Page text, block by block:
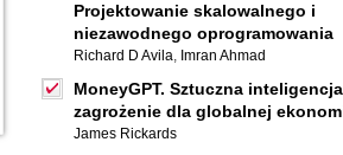
Projektowanie skalowalnego i
niezawodnego oprogramowania
Richard D Avila, Imran Ahmad
MoneyGPT. Sztuczna
zagrożenie dla globalnej
James Rickards